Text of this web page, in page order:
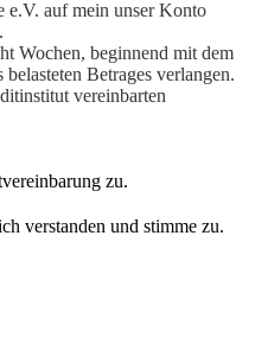
e.V. auf mein unser Konto
Wochen, beginnend mit dem
Betrages verlangen.
vereinbarten
zu.
verstanden und stimme zu.